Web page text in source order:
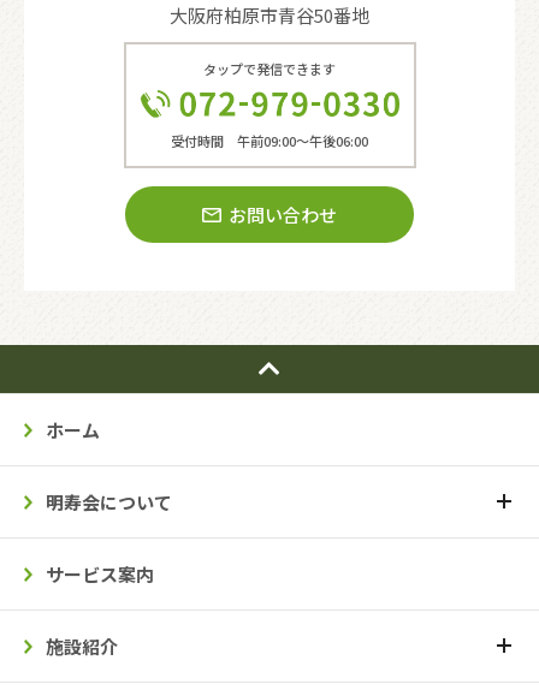
大阪府柏原市青谷50番地
タップで発信できます
受付時間 午前09:00〜午後06:00
お問い合わせ
ホーム
明寿会について
サービス案内
施設紹介